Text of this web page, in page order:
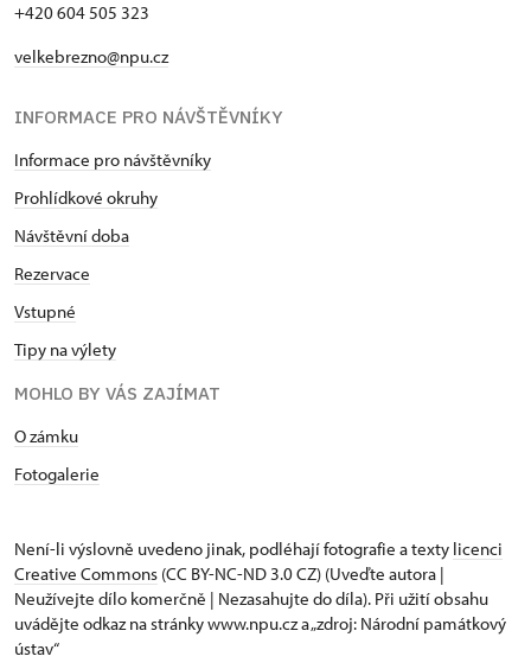
+420 604 505 323
velkebrezno@npu.cz
INFORMACE PRO NÁVŠTĚVNÍKY
Informace pro návštěvníky
Prohlídkové okruhy
Návštěvní doba
Rezervace
Vstupné
Tipy na výlety
MOHLO BY VÁS ZAJÍMAT
O zámku
Fotogalerie
Není-li výslovně uvedeno jinak, podléhají fotografie a texty licenci
Creative Commons (CC BY-NC-ND 3.0 CZ) (Uveďte autora |
Neužívejte dílo komerčně | Nezasahujte do díla). Při užití obsahu
uvádějte odkaz na stránky www.npu.cz a „zdroj: Národní památkový
ústav“